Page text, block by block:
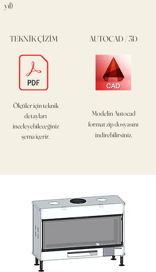
yıl)
TEKNİK ÇİZİM
Ölçüler için teknik
detayları
inceleyebileceğiniz
şema içerir.
AUTOCAD / 3D
Modelin Autocad
formatzip dosyasını
indirebilirsiniz.